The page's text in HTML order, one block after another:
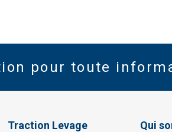
pour toute
Traction Levage Qui